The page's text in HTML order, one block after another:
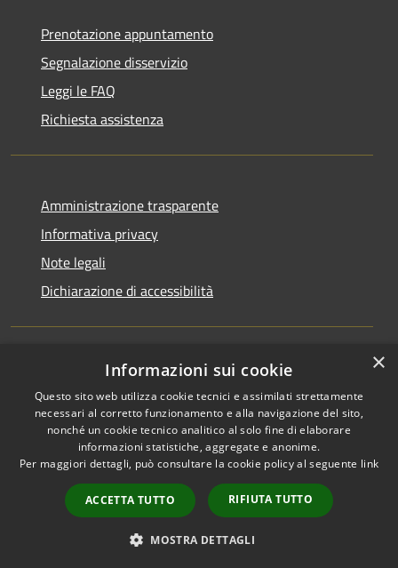
Prenotazione appuntamento
Segnalazione disservizio
Leggi le FAQ
Richiesta assistenza
Amministrazione trasparente
Informativa privacy
Note legali
Dichiarazione di accessibilità
Accessibilità
Privacy
Mappa del sito
Cloud Office
Portale dipendenti
Copyright © 2026 • Comune di
San Martino di Venezze •
Powered by Municipium•
Accesso redazione
×
Informazioni sui cookie
Questo sito web utilizza cookie tecnici e assimilati strettamente
necessari al corretto funzionamento e alla navigazione del sito,
nonché un cookie tecnico analitico al solo fine di elaborare
informazioni statistiche, aggregate e anonime.
Per maggiori dettagli, può consultare la cookie policy al seguente link
ACCETTA TUTTO RIFIUTA TUTTO
MOSTRA DETTAGLI